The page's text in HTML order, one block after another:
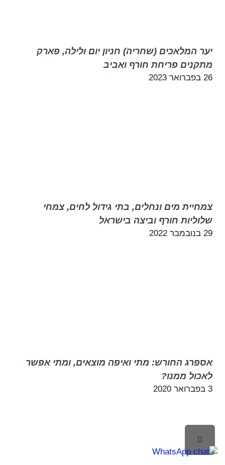
יער המלאכים (שחריה) חניון יום ולילה, פארק
מתקנים פריחת חורף ואביב
26 בפברואר 2023
צמחיית מים ונחלים, בתי גידול לחים, צמחי
שלוליות חורף וביצה בישראל
29 בנובמבר 2022
אספרג החורש: מתי ואיפה מוצאים, ומתי אפשר
לאכול ממנו?
3 בפברואר 2020